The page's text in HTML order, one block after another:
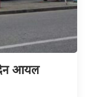
आयल